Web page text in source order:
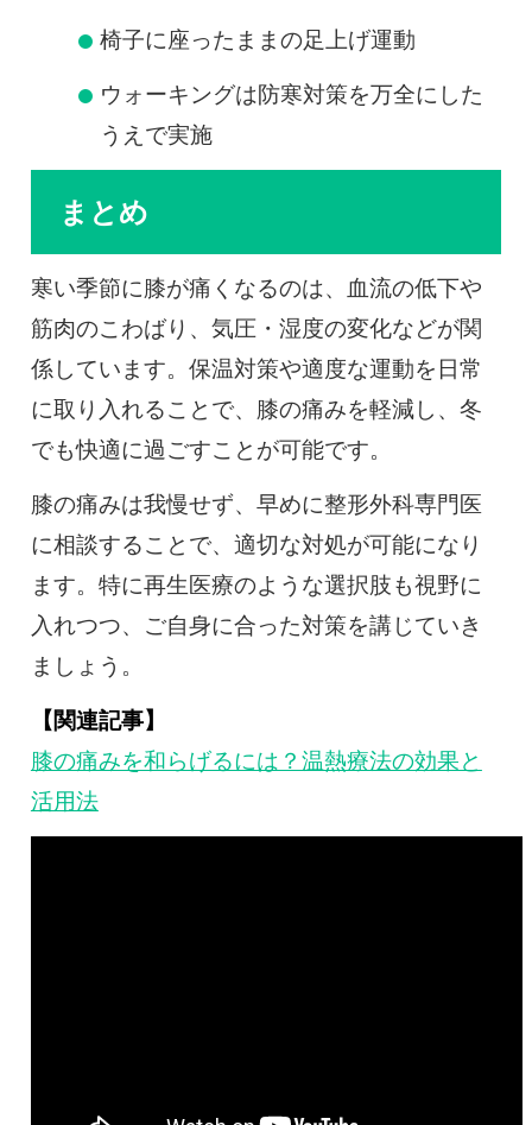
椅子に座ったままの足上げ運動
ウォーキングは防寒対策を万全にした
うえで実施
まとめ
寒い季節に膝が痛くなるのは、血流の低下や
筋肉のこわばり、気圧・湿度の変化などが関
係しています。保温対策や適度な運動を日常
に取り入れることで、膝の痛みを軽減し、冬
でも快適に過ごすことが可能です。
膝の痛みは我慢せず、早めに整形外科専門医
に相談することで、適切な対処が可能になり
ます。特に再生医療のような選択肢も視野に
入れつつ、ご自身に合った対策を講じていき
ましょう。
【関連記事】
膝の痛みを和らげるには？温熱療法の効果と
活用法